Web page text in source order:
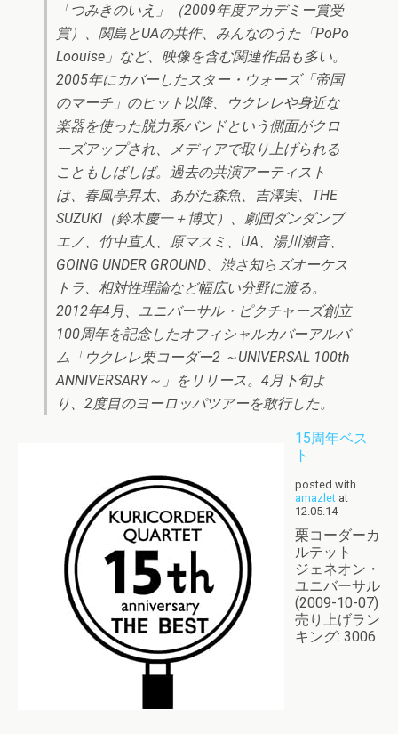
「つみきのいえ」（2009年度アカデミー賞受
賞）、関島とUAの共作、みんなのうた「PoPo
Loouise」など、映像を含む関連作品も多い。
2005年にカバーしたスター・ウォーズ「帝国
のマーチ」のヒット以降、ウクレレや身近な
楽器を使った脱力系バンドという側面がクロ
ーズアップされ、メディアで取り上げられる
こともしばしば。過去の共演アーティスト
は、春風亭昇太、あがた森魚、吉澤実、THE
SUZUKI（鈴木慶一＋博文）、劇団ダンダンブ
エノ、竹中直人、原マスミ、UA、湯川潮音、
GOING UNDER GROUND、渋さ知らズオーケス
トラ、相対性理論など幅広い分野に渡る。
2012年4月、ユニバーサル・ピクチャーズ創立
100周年を記念したオフィシャルカバーアルバ
ム「ウクレレ栗コーダー2 ～UNIVERSAL 100th
ANNIVERSARY～」をリリース。4月下旬よ
り、2度目のヨーロッパツアーを敢行した。
15周年ベス
ト
posted with
amazlet at
12.05.14
栗コーダーカ
ルテット
ジェネオン・
ユニバーサル
(2009-10-07)
売り上げラン
キング: 3006